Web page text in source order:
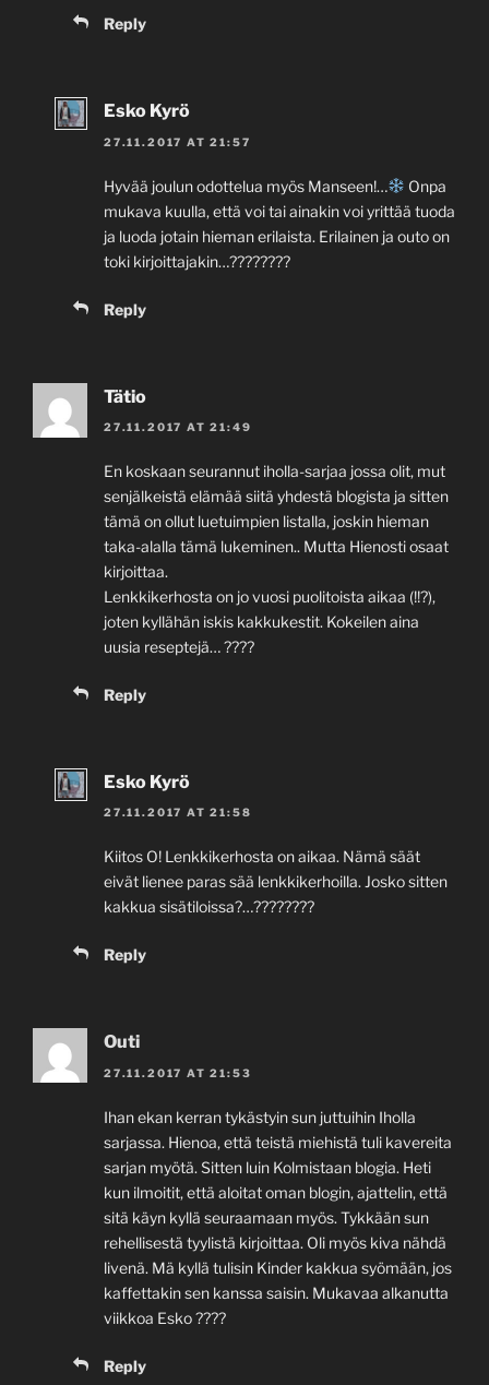
Reply
Esko Kyrö
27.11.2017 AT 21:57
Hyvää joulun odottelua myös Manseen!…
Onpa
mukava kuulla, että voi tai ainakin voi yrittää tuoda
ja luoda jotain hieman erilaista. Erilainen ja outo on
toki kirjoittajakin…????????
Reply
Tätio
27.11.2017 AT 21:49
En koskaan seurannut iholla-sarjaa jossa olit, mut
senjälkeistä elämää siitä yhdestä blogista ja sitten
tämä on ollut luetuimpien listalla, joskin hieman
taka-alalla tämä lukeminen.. Mutta Hienosti osaat
kirjoittaa.
Lenkkikerhosta on jo vuosi puolitoista aikaa (!!?),
joten kyllähän iskis kakkukestit. Kokeilen aina
uusia reseptejä… ????
Reply
Esko Kyrö
27.11.2017 AT 21:58
Kiitos O! Lenkkikerhosta on aikaa. Nämä säät
eivät lienee paras sää lenkkikerhoilla. Josko sitten
kakkua sisätiloissa?…????????
Reply
Outi
27.11.2017 AT 21:53
Ihan ekan kerran tykästyin sun juttuihin Iholla
sarjassa. Hienoa, että teistä miehistä tuli kavereita
sarjan myötä. Sitten luin Kolmistaan blogia. Heti
kun ilmoitit, että aloitat oman blogin, ajattelin, että
sitä käyn kyllä seuraamaan myös. Tykkään sun
rehellisestä tyylistä kirjoittaa. Oli myös kiva nähdä
livenä. Mä kyllä tulisin Kinder kakkua syömään, jos
kaffettakin sen kanssa saisin. Mukavaa alkanutta
viikkoa Esko ????
Reply